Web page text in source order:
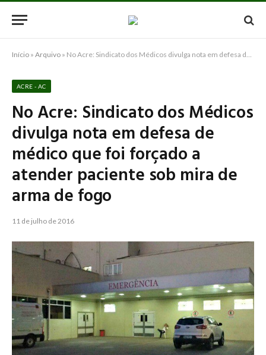
Início » Arquivo » No Acre: Sindicato dos Médicos divulga nota em defesa de médico que foi forçado a atender paciente sob mira de arma de fogo
ACRE - AC
No Acre: Sindicato dos Médicos
divulga nota em defesa de
médico que foi forçado a
atender paciente sob mira de
arma de fogo
11 de julho de 2016